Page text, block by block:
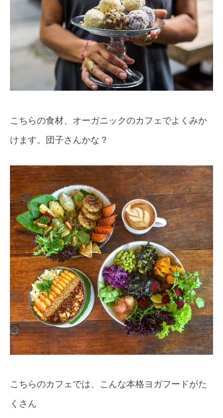
こちらの食材、オーガニックのカフェでよくみか
けます。団子さんかな？
こちらのカフェでは、こんな本格ヨガフードがた
くさん